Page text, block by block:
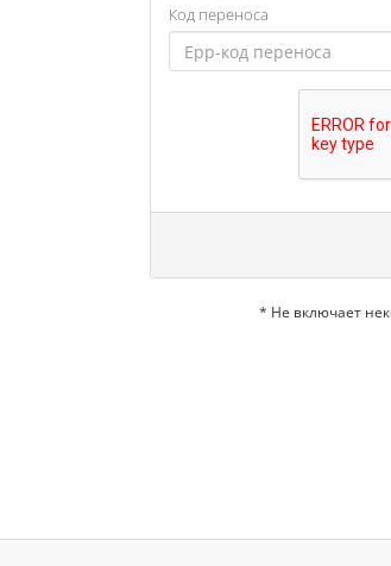
Код переноса
* Не включает